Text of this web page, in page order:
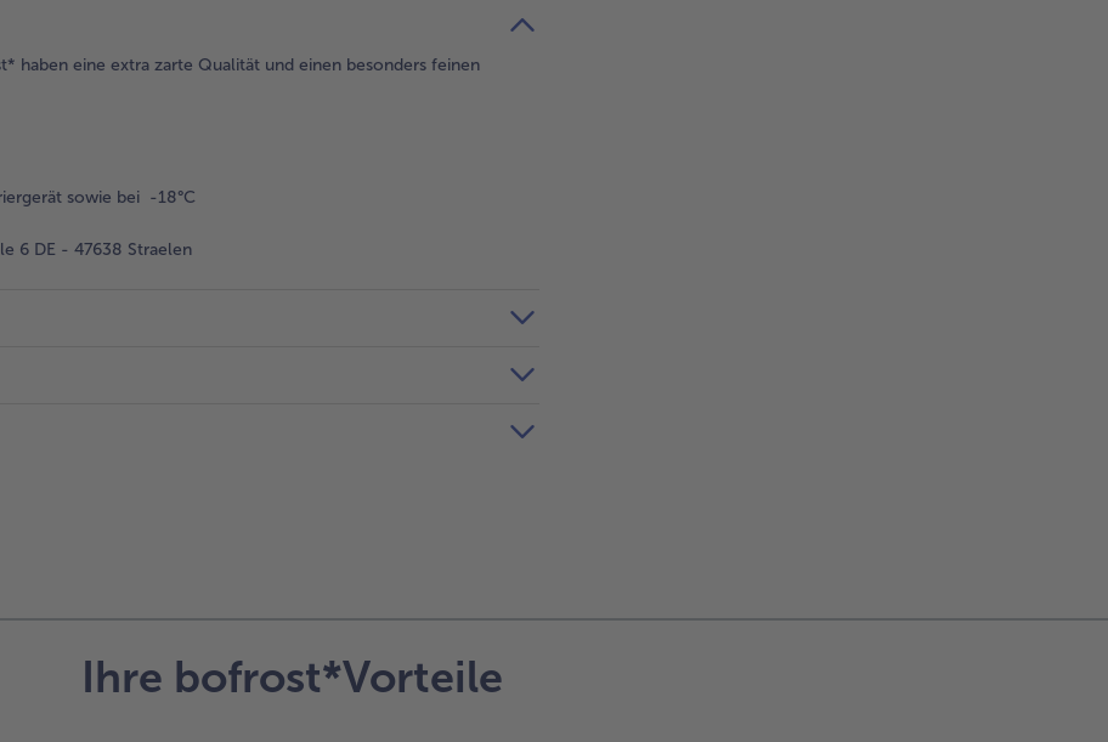
haben eine extra zarte Qualität und einen besonders feinen
sowie bei -18°C
6 DE - 47638 Straelen
Ihre bofrost*Vorteile